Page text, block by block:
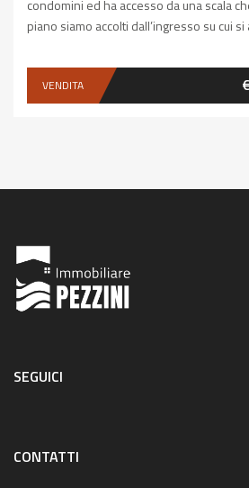
condomini ed ha accesso da una scala
piano siamo accolti dall’ingresso su cui
VENDITA
SEGUICI
CONTATTI